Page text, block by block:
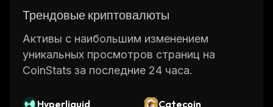
Трендовые криптовалюты
Активы с наибольшим изменением
уникальных просмотров страниц на
CoinStats за последние 24 часа.
Hyperliquid Catecoin